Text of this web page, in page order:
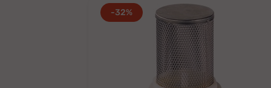
-32%